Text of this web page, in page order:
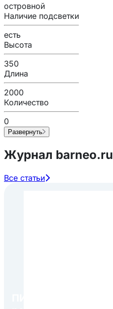
островной
Наличие подсветки
есть
Высота
350
Длина
2000
Количество
0
Развернуть
Журнал barneo.ru
Все статьи